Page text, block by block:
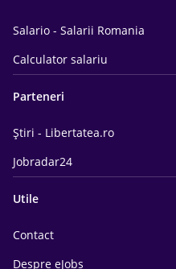
Salario - Salarii Romania
Calculator salariu
Parteneri
Știri - Libertatea.ro
Jobradar24
Utile
Contact
Despre eJobs